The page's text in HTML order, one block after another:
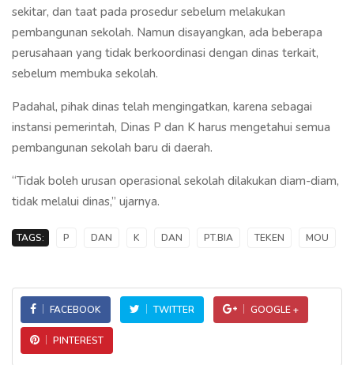
sekitar, dan taat pada prosedur sebelum melakukan
pembangunan sekolah. Namun disayangkan, ada beberapa
perusahaan yang tidak berkoordinasi dengan dinas terkait,
sebelum membuka sekolah.
Padahal, pihak dinas telah mengingatkan, karena sebagai
instansi pemerintah, Dinas P dan K harus mengetahui semua
pembangunan sekolah baru di daerah.
“Tidak boleh urusan operasional sekolah dilakukan diam-diam,
tidak melalui dinas,” ujarnya.
TAGS: P DAN K DAN PT.BIA TEKEN MOU
FACEBOOK TWITTER GOOGLE +
PINTEREST